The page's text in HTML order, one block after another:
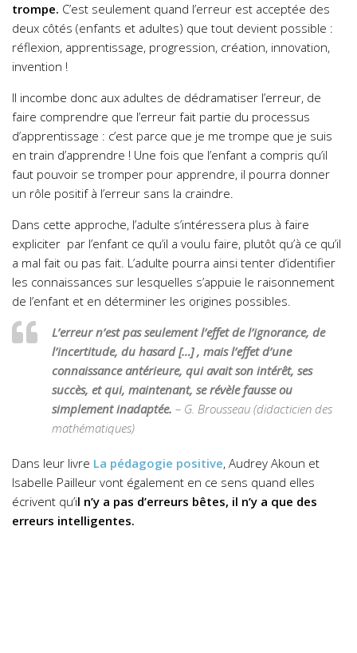
trompe. C’est seulement quand l’erreur est acceptée des
deux côtés (enfants et adultes) que tout devient possible :
réflexion, apprentissage, progression, création, innovation,
invention !
Il incombe donc aux adultes de dédramatiser l’erreur, de
faire comprendre que l’erreur fait partie du processus
d’apprentissage : c’est parce que je me trompe que je suis
en train d’apprendre ! Une fois que l’enfant a compris qu’il
faut pouvoir se tromper pour apprendre, il pourra donner
un rôle positif à l’erreur sans la craindre.
Dans cette approche, l’adulte s’intéressera plus à faire
expliciter par l’enfant ce qu’il a voulu faire, plutôt qu’à ce qu’il
a mal fait ou pas fait. L’adulte pourra ainsi tenter d’identifier
les connaissances sur lesquelles s’appuie le raisonnement
de l’enfant et en déterminer les origines possibles.
L’erreur n’est pas seulement l’effet de l’ignorance, de
l’incertitude, du hasard […] , mais l’effet d’une
connaissance antérieure, qui avait son intérêt, ses
succès, et qui, maintenant, se révèle fausse ou
simplement inadaptée. – G. Brousseau (didacticien des
mathématiques)
Dans leur livre La pédagogie positive, Audrey Akoun et
Isabelle Pailleur vont également en ce sens quand elles
écrivent qu’il n’y a pas d’erreurs bêtes, il n’y a que des
erreurs intelligentes.